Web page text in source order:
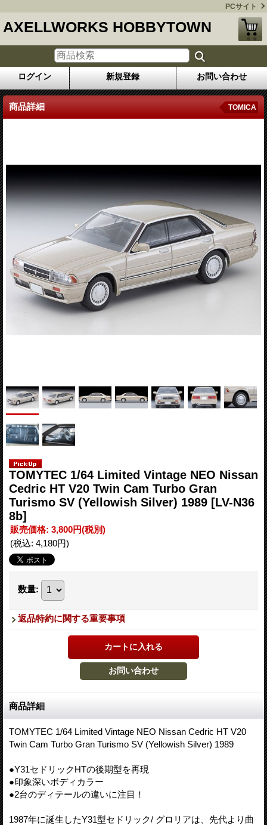
PCサイト
AXELLWORKS HOBBYTOWN
ログイン 新規登録 お問い合わせ
商品詳細 TOMICA
TOMYTEC 1/64 Limited Vintage NEO Nissan
Cedric HT V20 Twin Cam Turbo Gran
Turismo SV (Yellowish Silver) 1989 [LV-N36
8b]
販売価格: 3,800円(税別)
(税込: 4,180円)
数量:
返品特約に関する重要事項
商品詳細
TOMYTEC 1/64 Limited Vintage NEO Nissan Cedric HT V20
Twin Cam Turbo Gran Turismo SV (Yellowish Silver) 1989
●Y31セドリックHTの後期型を再現
●印象深いボディカラー
●2台のディテールの違いに注目！
1987年に誕生したY31型セドリック/ グロリアは、先代より曲